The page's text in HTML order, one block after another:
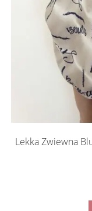
Lekka Zwiewna